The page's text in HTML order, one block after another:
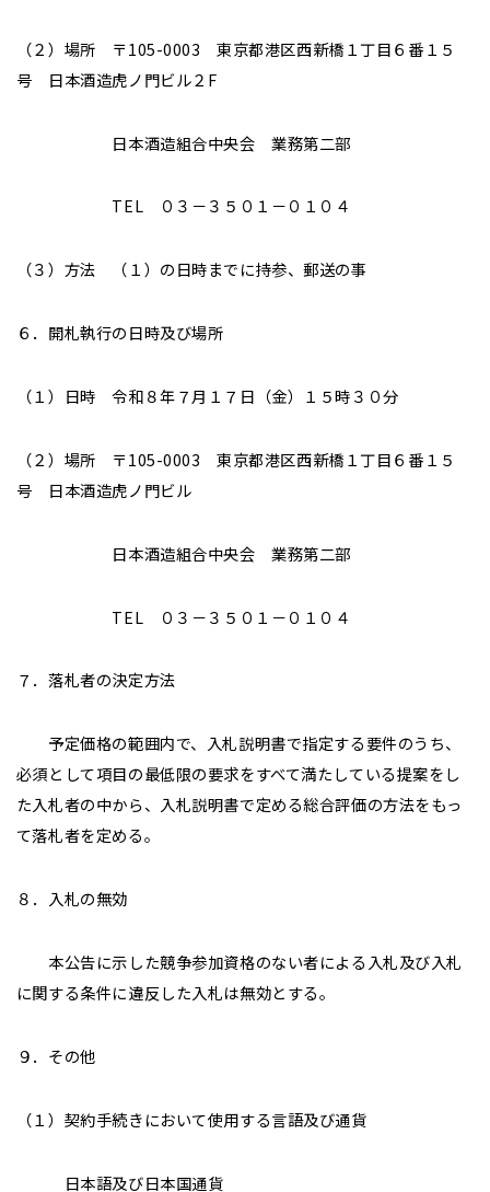
（２）場所 〒105-0003 東京都港区西新橋１丁目６番１５
号 日本酒造虎ノ門ビル２F
日本酒造組合中央会 業務第二部
TEL ０３－３５０１－０１０４
（３）方法 （１）の日時までに持参、郵送の事
６．開札執行の日時及び場所
（１）日時 令和８年７月１７日（金）１５時３０分
（２）場所 〒105-0003 東京都港区西新橋１丁目６番１５
号 日本酒造虎ノ門ビル
日本酒造組合中央会 業務第二部
TEL ０３－３５０１－０１０４
７．落札者の決定方法
予定価格の範囲内で、入札説明書で指定する要件のうち、
必須として項目の最低限の要求をすべて満たしている提案をし
た入札者の中から、入札説明書で定める総合評価の方法をもっ
て落札者を定める。
８．入札の無効
本公告に示した競争参加資格のない者による入札及び入札
に関する条件に違反した入札は無効とする。
９．その他
（１）契約手続きにおいて使用する言語及び通貨
日本語及び日本国通貨